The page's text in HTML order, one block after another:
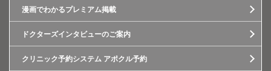
漫画でわかるプレミアム掲載
ドクターズインタビューのご案内
クリニック予約システム アポクル予約